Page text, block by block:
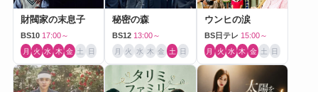
財閥家の末息子
BS10 17:00～
月 火 水 木 金 土 日
秘密の森
BS12 13:00～
月 火 水 木 金 土 日
ウンヒの涙
BS日テレ 15:00～
月 火 水 木 金 土 日